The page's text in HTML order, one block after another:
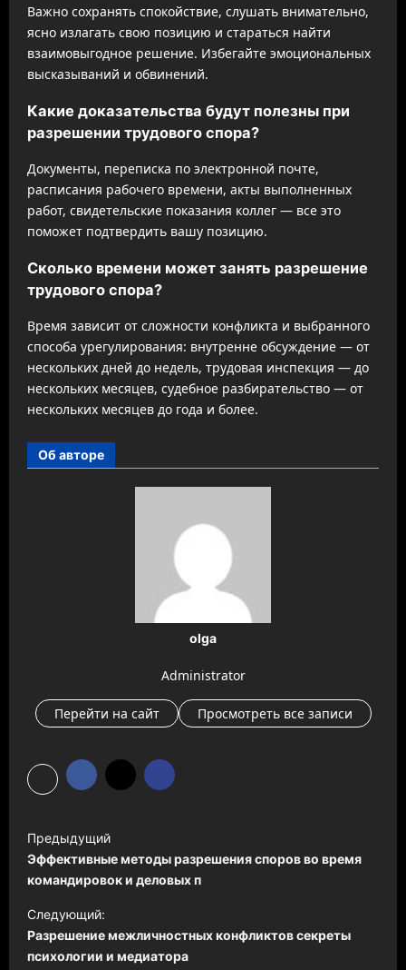
Важно сохранять спокойствие, слушать внимательно,
ясно излагать свою позицию и стараться найти
взаимовыгодное решение. Избегайте эмоциональных
высказываний и обвинений.
Какие доказательства будут полезны при
разрешении трудового спора?
Документы, переписка по электронной почте,
расписания рабочего времени, акты выполненных
работ, свидетельские показания коллег — все это
поможет подтвердить вашу позицию.
Сколько времени может занять разрешение
трудового спора?
Время зависит от сложности конфликта и выбранного
способа урегулирования: внутренне обсуждение — от
нескольких дней до недель, трудовая инспекция — до
нескольких месяцев, судебное разбирательство — от
нескольких месяцев до года и более.
Об авторе
olga
Administrator
Перейти на сайт Просмотреть все записи
а
в
и
г
Предыдущий
Эффективные методы разрешения споров во время
командировок и деловых п
Следующий:
Разрешение межличностных конфликтов секреты
психологии и медиатора